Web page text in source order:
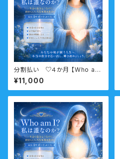
分割払い ♡４か月 【Who am
I? 私は誰なのか？】サポートコ
ース なんのために生まれてきた
のか？人生の目的・使命・生きが
魂の使命）
¥11,000